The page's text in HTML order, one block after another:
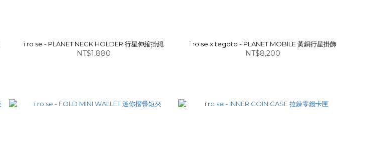
i ro se - PLANET NECK HOLDER 行星伸縮掛繩
NT$1,880
i ro se x tegoto - PLANET MOBILE 黃銅行星掛飾
NT$8,200